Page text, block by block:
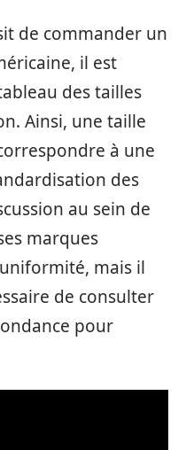
de commander un
il est
des tailles
Ainsi, une taille
à une
des
au sein de
marques
mais il
de consulter
pour